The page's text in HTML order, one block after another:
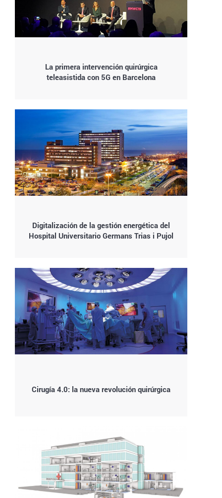
La primera intervención quirúrgica
teleasistida con 5G en Barcelona
Digitalización de la gestión energética del
Hospital Universitario Germans Trias i Pujol
Cirugía 4.0: la nueva revolución quirúrgica